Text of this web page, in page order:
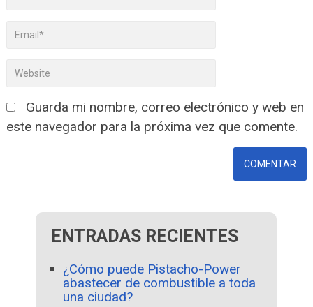
Guarda mi nombre, correo electrónico y web en
este navegador para la próxima vez que comente.
ENTRADAS RECIENTES
¿Cómo puede Pistacho-Power
abastecer de combustible a toda
una ciudad?